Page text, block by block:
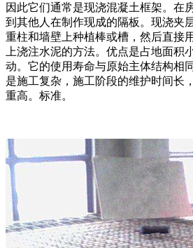
因此它们通常是现浇混凝土框架。在
到其他人在制作现成的隔板。现浇夹
重柱和墙壁上种植棒或槽，然后直接
上浇注水泥的方法。优点是占地面积
动。它的使用寿命与原始主体结构相
是施工复杂，施工阶段的维护时间长
重高。标准。